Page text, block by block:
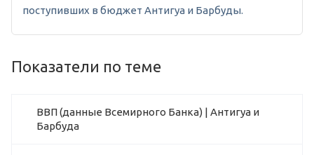
поступивших в бюджет Антигуа и Барбуды.
Показатели по теме
ВВП (данные Всемирного Банка) | Антигуа и
Барбуда